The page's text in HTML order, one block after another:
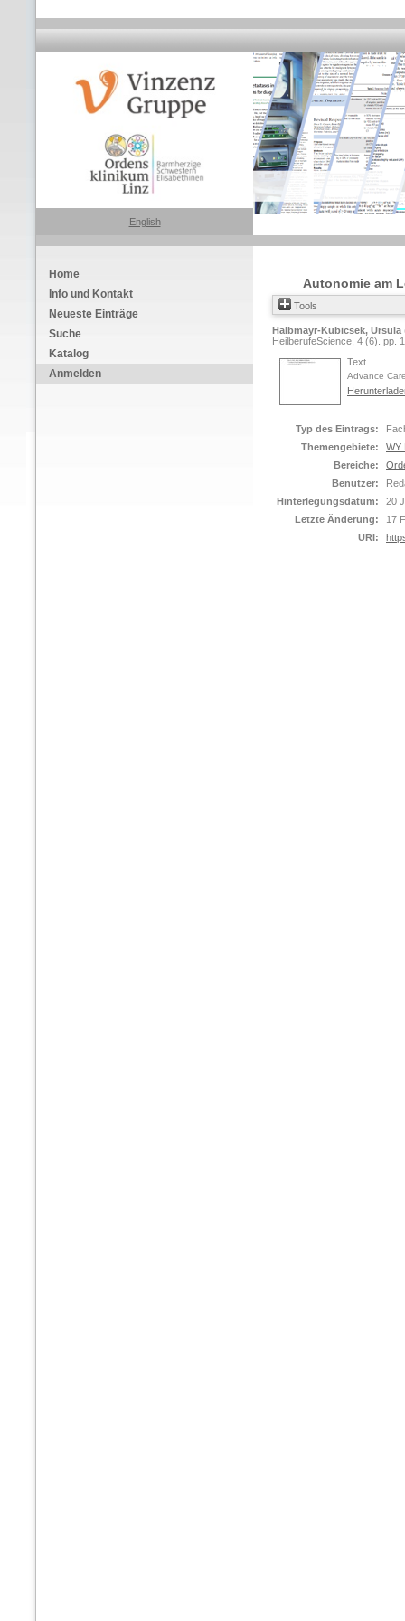
English
Home
Info und Kontakt
Neueste Einträge
Suche
Katalog
Anmelden
Autonomie am
Tools
Halbmayr-Kubicsek, Ursula
HeilberufeScience, 4 (6). pp.
Text
Advance
Typ des Eintrags:
Themengebiete:
WY
Bereiche:
Benutzer:
Hinterlegungsdatum:
20
Letzte Änderung:
17
URI: